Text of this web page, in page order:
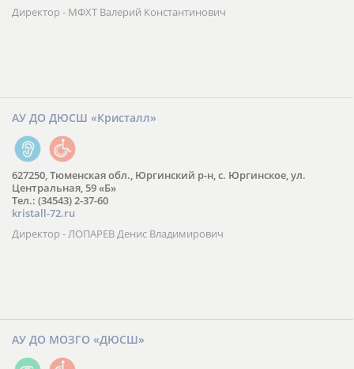
Директор - МФХТ Валерий Константинович
АУ ДО ДЮСШ «Кристалл»
627250, Тюменская обл., Юргинский р-н, с. Юргинское, ул.
Центральная, 59 «Б»
Тел.: (34543) 2-37-60
kristall-72.ru
Директор - ЛОПАРЕВ Денис Владимирович
АУ ДО МОЗГО «ДЮСШ»